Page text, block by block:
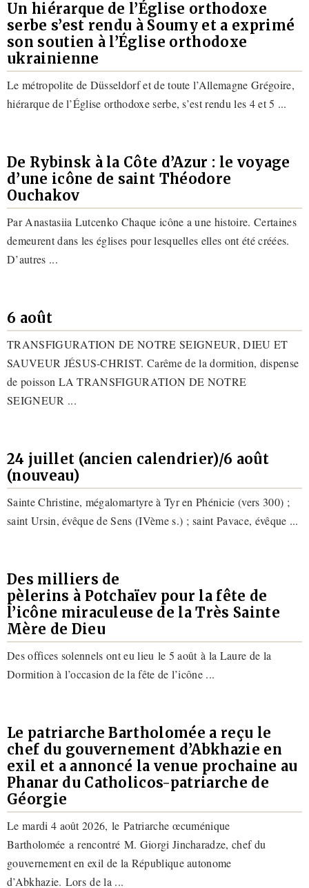
Un hiérarque de l’Église orthodoxe
serbe s’est rendu à Soumy et a exprimé
son soutien à l’Église orthodoxe
ukrainienne
Le métropolite de Düsseldorf et de toute l’Allemagne Grégoire,
hiérarque de l’Église orthodoxe serbe, s’est rendu les 4 et 5 ...
De Rybinsk à la Côte d’Azur : le voyage
d’une icône de saint Théodore
Ouchakov
Par Anastasiia Lutcenko Chaque icône a une histoire. Certaines
demeurent dans les églises pour lesquelles elles ont été créées.
D’autres ...
6 août
TRANSFIGURATION DE NOTRE SEIGNEUR, DIEU ET
SAUVEUR JÉSUS-CHRIST. Carême de la dormition, dispense
de poisson LA TRANSFIGURATION DE NOTRE
SEIGNEUR ...
24 juillet (ancien calendrier)/6 août
(nouveau)
Sainte Christine, mégalomartyre à Tyr en Phénicie (vers 300) ;
saint Ursin, évêque de Sens (IVème s.) ; saint Pavace, évêque ...
Des milliers de
pèlerins à Potchaïev pour la fête de
l’icône miraculeuse de la Très Sainte
Mère de Dieu
Des offices solennels ont eu lieu le 5 août à la Laure de la
Dormition à l’occasion de la fête de l’icône ...
Le patriarche Bartholomée a reçu le
chef du gouvernement d’Abkhazie en
exil et a annoncé la venue prochaine au
Phanar du Catholicos-patriarche de
Géorgie
Le mardi 4 août 2026, le Patriarche œcuménique
Bartholomée a rencontré M. Giorgi Jincharadze, chef du
gouvernement en exil de la République autonome
d’Abkhazie. Lors de la ...